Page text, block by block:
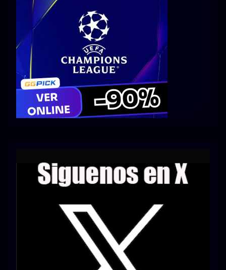
Biográfico
SERIES
Series 1080p Series 4K HDR
Series 720p 2160p 4K SDR
Series 1080p 60 FPS